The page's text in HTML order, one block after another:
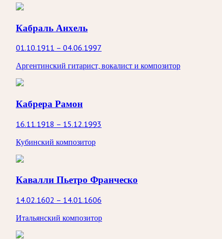
Кабраль Анхель
01.10.1911 – 04.06.1997
Аргентинский гитарист, вокалист и композитор
Кабрера Рамон
16.11.1918 – 15.12.1993
Кубинский композитор
Кавалли Пьетро Франческо
14.02.1602 – 14.01.1606
Итальянский композитор